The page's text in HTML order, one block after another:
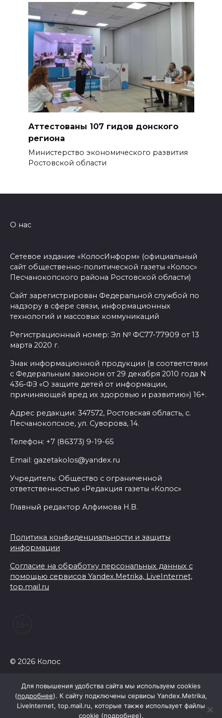
Аттестованы 107 гидов донского
региона
Министерство экономического развития
Ростовской области
О нас
Сетевое издание «КолосИнформ» (официальный
сайт общественно-политической газеты «Колос»
Песчанокопского района Ростовской области)
Сайт зарегистрирован Федеральной службой по
надзору в сфере связи, информационных
технологий и массовых коммуникаций
Регистрационный номер: Эл № ФС77-77909 от 13
марта 2020 г.
Знак информационной продукции (в соответствии
с Федеральным законом от 29 декабря 2010 года N
436-ФЗ «О защите детей от информации,
причиняющей вред их здоровью и развитию») 16+.
Адрес редакции: 347572, Ростовская область, с.
Песчанокопское, ул. Суворова, 14.
Телефон: +7 (86373) 9-19-65
Email: gazetakolos@yandex.ru
Учредитель: Общество с ограниченной
ответственностью «Редакция газеты «Колос»
Главный редактор Алфимова Н.В.
Политика конфиденциальности и защиты
информации
Согласие на обработку персональных данных с
помощью сервисов Yandex.Metrika, LiveInternet,
top.mail.ru
© 2026 Колос
Для повышения удобства сайта мы используем cookies
(подробнее). К сайту подключены сервисы Yandex.Metrika,
LiveInternet, top.mail.ru, которые также использует файлы
cookie (подробнее).